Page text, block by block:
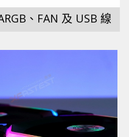
、FAN 及 USB 線